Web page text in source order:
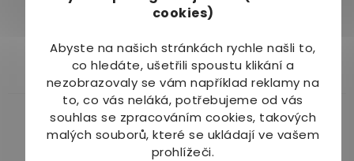
cookies)
Abyste na našich stránkách rychle našli to,
co hledáte, ušetřili spoustu klikání a
nezobrazovaly se vám například reklamy na
to, co vás neláká, potřebujeme od vás
souhlas se zpracováním cookies, takových
malých souborů, které se ukládají ve vašem
prohlížeči.
produktu
hvězdiček.
Do košíku
Průměrné
produktu
je
5,0
z
5
hvězdiček.
289 Kč
Do košíku